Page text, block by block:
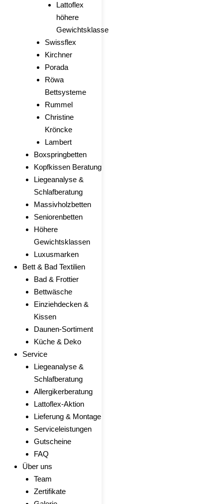
Lattoflex
höhere
Gewichtsklasse
Swissflex
Kirchner
Porada
Röwa
Bettsysteme
Rummel
Christine
Kröncke
Lambert
Boxspringbetten
Kopfkissen Beratung
Liegeanalyse &
Schlafberatung
Massivholzbetten
Seniorenbetten
Höhere
Gewichtsklassen
Luxusmarken
Bett & Bad Textilien
Bad & Frottier
Bettwäsche
Einziehdecken &
Kissen
Daunen-Sortiment
Küche & Deko
Service
Liegeanalyse &
Schlafberatung
Allergikerberatung
Lattoflex-Aktion
Lieferung & Montage
Serviceleistungen
Gutscheine
FAQ
Über uns
Team
Zertifikate